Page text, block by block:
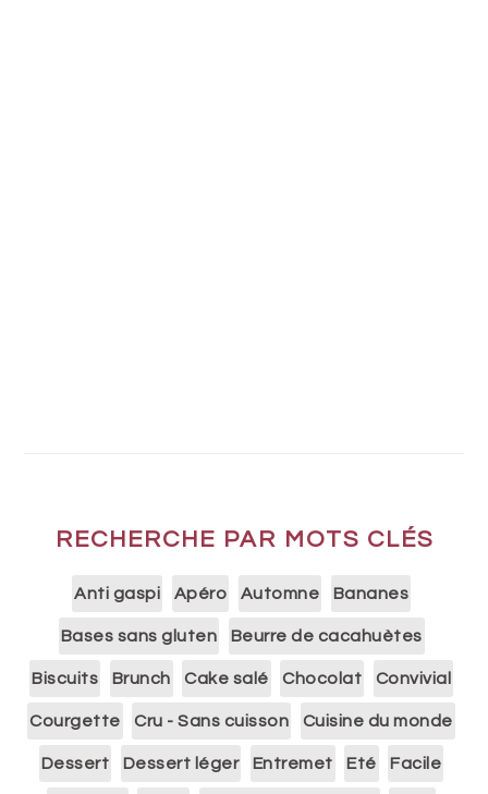
RECHERCHE PAR MOTS CLÉS
Anti gaspi Apéro Automne Bananes
Bases sans gluten Beurre de cacahuètes
Biscuits Brunch Cake salé Chocolat Convivial
Courgette Cru - Sans cuisson Cuisine du monde
Dessert Dessert léger Entremet Eté Facile